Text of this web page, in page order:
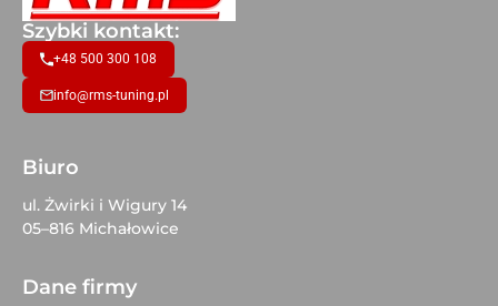
Szybki kontakt:
+48 500 300 108
info@rms-tuning.pl
Biuro
ul. Żwirki i Wigury 14
05–816 Michałowice
Dane firmy